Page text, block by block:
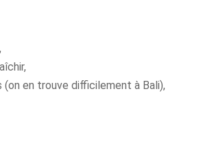
en trouve difficilement à Bali),